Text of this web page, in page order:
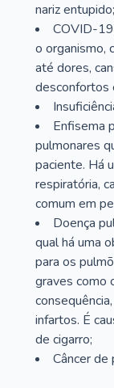
nariz entupido;
COVID-
o organismo,
até dores,
desconfortos
Enfisema
pulmonares
paciente. Há
respiratória,
comum em
Doença
qual há uma
para os
graves como
infartos. É
de cigarro;
Câncer de